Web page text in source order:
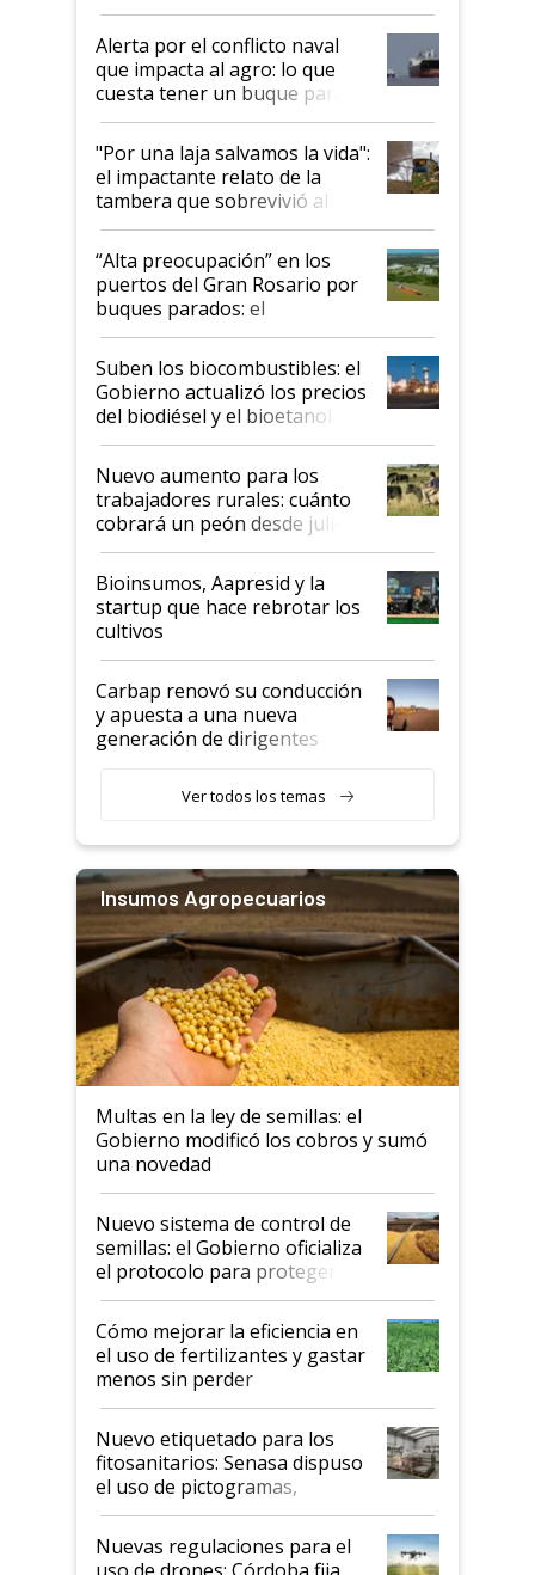
suspende el decreto de
desregulación
Alerta por el conflicto naval
que impacta al agro: lo que
cuesta tener un buque parado
y el peligro de que Argentina
pase a ser "país sucio"
"Por una laja salvamos la vida":
el impactante relato de la
tambera que sobrevivió al
tornado
“Alta preocupación” en los
puertos del Gran Rosario por
buques parados: el
funcionamiento de las
exportadoras en tensión tras
la medida de fuerza de los
prácticos
Suben los biocombustibles: el
Gobierno actualizó los precios
del biodiésel y el bioetanol
Nuevo aumento para los
trabajadores rurales: cuánto
cobrará un peón desde julio
Bioinsumos, Aapresid y la
startup que hace rebrotar los
cultivos
Carbap renovó su conducción
y apuesta a una nueva
generación de dirigentes
Ver todos los temas
Insumos Agropecuarios
Multas en la ley de semillas: el
Gobierno modificó los cobros y sumó
una novedad
Nuevo sistema de control de
semillas: el Gobierno oficializa
el protocolo para proteger la
propiedad intelectual
Cómo mejorar la eficiencia en
el uso de fertilizantes y gastar
menos sin perder
productividad en la campaña
fina
Nuevo etiquetado para los
fitosanitarios: Senasa dispuso
el uso de pictogramas,
palabras de advertencia e
indicaciones
Nuevas regulaciones para el